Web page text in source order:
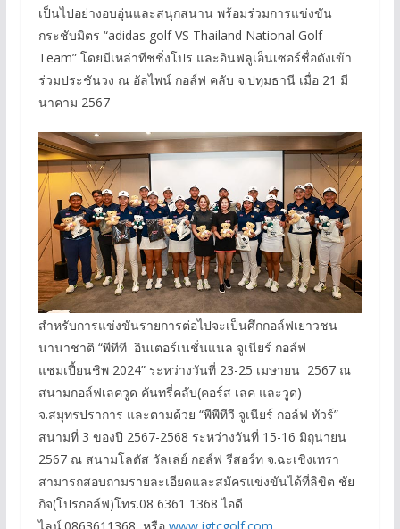
เป็นไปอย่างอบอุ่นและสนุกสนาน พร้อมร่วมการแข่งขัน
กระชับมิตร “adidas golf VS Thailand National Golf
Team” โดยมีเหล่าทีชชิ่งโปร และอินฟลูเอ็นเซอร์ชื่อดังเข้า
ร่วมประชันวง ณ อัลไพน์ กอล์ฟ คลับ จ.ปทุมธานี เมื่อ 21 มี
นาคาม 2567
สำหรับการแข่งขันรายการต่อไปจะเป็นศึกกอล์ฟเยาวชน
นานาชาติ “พีทีที อินเตอร์เนชั่นแนล จูเนียร์ กอล์ฟ
แชมเปี้ยนชิพ 2024” ระหว่างวันที่ 23-25 เมษายน 2567 ณ
สนามกอล์ฟเลควูด คันทรี่คลับ(คอร์ส เลค และวูด)
จ.สมุทรปราการ และตามด้วย “พีพีทีวี จูเนียร์ กอล์ฟ ทัวร์”
สนามที่ 3 ของปี 2567-2568 ระหว่างวันที่ 15-16 มิถุนายน
2567 ณ สนามโลตัส วัลเล่ย์ กอล์ฟ รีสอร์ท จ.ฉะเชิงเทรา
สามารถสอบถามรายละเอียดและสมัครแข่งขันได้ที่ลิขิต ชัย
กิจ(โปรกอล์ฟ)โทร.08 6361 1368 ไอดี
ไลน์.0863611368 หรือ www.jgtcgolf.com